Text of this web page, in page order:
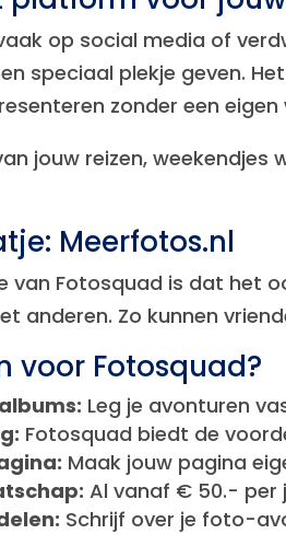
op social media of
speciaal plekje geven.
zonder een
jouw reizen,
Meerfotos.nl
van Fotosquad is dat het
anderen. Zo kunnen
voor Fotosquad?
Leg je avonturen
Fotosquad biedt de
Maak jouw pagina
Al vanaf € 50.- per
Schrijf over je foto-